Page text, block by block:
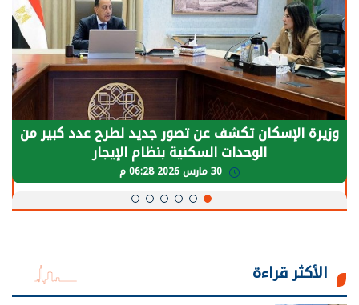
الرئيس السيسي: توقف الأنشطة في قطاع الطاقة
يحتاج إلى سنوات لعودة معدلات الإنتاج الطبيعية
الأكثر قراءة